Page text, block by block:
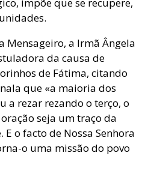
impõe que se recupere,
Mensageiro, a Irmã Ângela
da causa de
de Fátima, citando
que «a maioria dos
a rezar rezando o terço, o
seja um traço da
o facto de Nossa Senhora
o uma missão do povo